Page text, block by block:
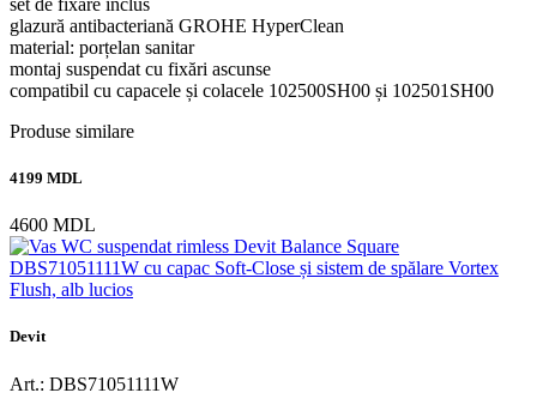
glazură antibacteriană GROHE HyperClean
material: porțelan sanitar
montaj suspendat cu fixări ascunse
compatibil cu capacele și colacele 102500SH00 și 102501SH00
Produse similare
4199 MDL
4600 MDL
Devit
Art.: DBS71051111W